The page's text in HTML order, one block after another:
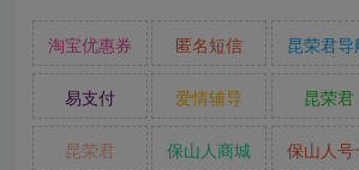
淘宝优惠券 匿名短信 昆荣君导
易支付 爱情辅导 昆荣君
昆荣君 保山人商城 保山人号